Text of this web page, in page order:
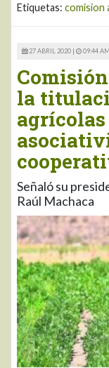
Etiquetas: comision
27 ABRIL 2020 | 09:44 AM
la
Señaló su
Raúl Machaca